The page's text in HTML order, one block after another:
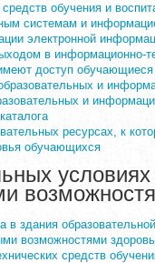
обучения и
системам и
электронной
в информационно-
доступ обучающиеся
и
и
ресурсах, к
обучающихся
здания
возможностями
средств